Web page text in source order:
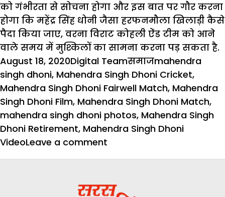
को गंभीरता से सोचना होगा और इस बात पर गौर करना
होगा कि महेंद्र सिंह धोनी जैसा हरफनमौला खिलाड़ी कैसे
पैदा किया जाए, वरना विराट कोहली ऐंड टीम को आने
वाले समय में मुश्किलों का सामना करना पड़ सकता है.
Posted
on
August 18, 2020Author
Digital TeamCategories
समाजTags
mahendra
singh dhoni, Mahendra Singh Dhoni Cricket,
Mahendra Singh Dhoni Fairwell Match, Mahendra
Singh Dhoni Film, Mahendra Singh Dhoni Match,
mahendra singh dhoni photos, Mahendra Singh
Dhoni Retirement, Mahendra Singh Dhoni
VideoLeave a comment
धोनी